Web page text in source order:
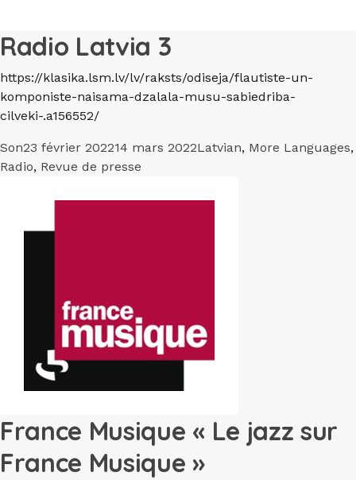
Radio Latvia 3
https://klasika.lsm.lv/lv/raksts/odiseja/flautiste-un-
komponiste-naisama-dzalala-musu-sabiedriba-
cilveki-.a156552/
Format
SonPublié
le
23 février 202214 mars 2022Catégories
Latvian, More Languages,
Radio, Revue de presse
France Musique « Le jazz sur
France Musique »